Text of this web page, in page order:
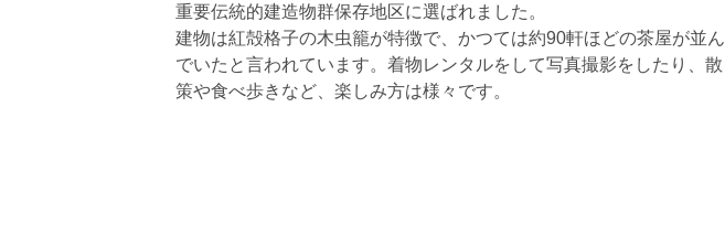
重要伝統的建造物群保存地区に選ばれました。
建物は紅殻格子の木虫籠が特徴で、かつては約90軒ほどの茶屋が並ん
でいたと言われています。着物レンタルをして写真撮影をしたり、散
策や食べ歩きなど、楽しみ方は様々です。